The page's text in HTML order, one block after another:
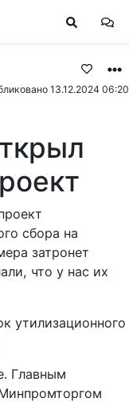
13.12.2024 06:20
сбора на
затронет
что у нас их
утилизационного
Главным